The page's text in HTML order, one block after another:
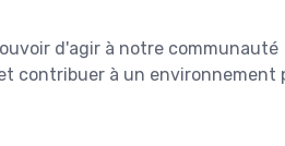
d'agir à notre communauté
contribuer à un environnement